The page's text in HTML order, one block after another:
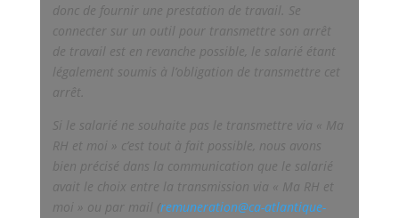
donc de fournir une prestation de travail. Se
connecter sur un outil pour transmettre son arrêt
de travail est en revanche possible, le salarié étant
légalement soumis à l’obligation de transmettre cet
arrêt.
Si le salarié ne souhaite pas le transmettre via « Ma
RH et moi » c’est tout à fait possible, nous avons
bien précisé dans la communication que le salarié
avait le choix entre la transmission via « Ma RH et
moi » ou par mail (remuneration@ca-atlantique-